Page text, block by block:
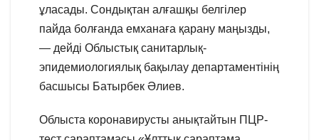
ұласады. Сондықтан алғашқы белгілер
пайда болғанда емханаға қарану маңызды,
— дейді Облыстық санитарлық-
эпидемиологиялық бақылау департаментінің
басшысы Батырбек Әлиев.
Облыста коронавирусты анықтайтын ПЦР-